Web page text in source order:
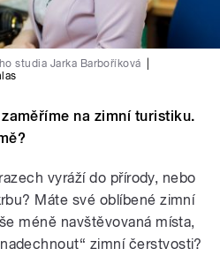
studia Jarka Barboříková
na zimní turistiku.
vyráží do přírody, nebo
Máte své oblíbené zimní
méně navštěvovaná místa,
zimní čerstvosti?